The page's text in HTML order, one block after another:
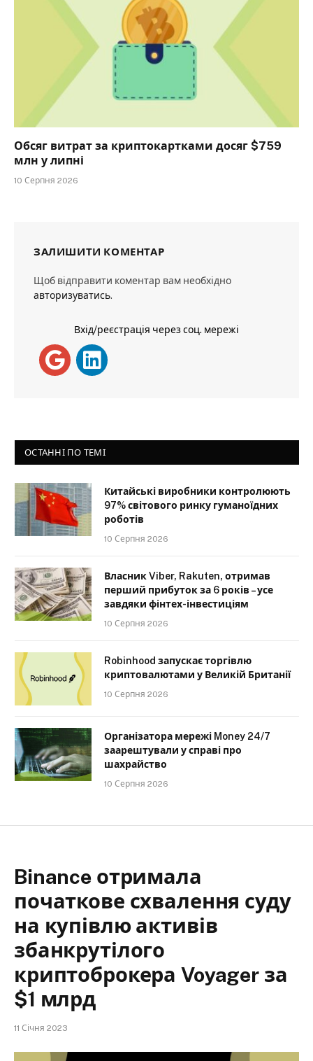
Обсяг витрат за криптокартками досяг $759
млн у липні
10 Серпня 2026
ЗАЛИШИТИ КОМЕНТАР
Щоб відправити коментар вам необхідно
авторизуватись.
Вхід/реєстрація через соц. мережі
ОСТАННІ ПО ТЕМІ
Китайські виробники контролюють
97% світового ринку гуманоїдних
роботів
10 Серпня 2026
Власник Viber, Rakuten, отримав
перший прибуток за 6 років – усе
завдяки фінтех-інвестиціям
10 Серпня 2026
Robinhood запускає торгівлю
криптовалютами у Великій Британії
10 Серпня 2026
Організатора мережі Money 24/7
заарештували у справі про
шахрайство
10 Серпня 2026
Binance отримала
початкове схвалення суду
на купівлю активів
збанкрутілого
криптоброкера Voyager за
$1 млрд
11 Січня 2023